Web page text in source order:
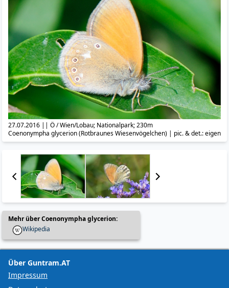
27.07.2016 || Ö / Wien/Lobau; Nationalpark; 230m
Coenonympha glycerion (Rotbraunes Wiesenvögelchen) | pic. & det.: eigen
Mehr über Coenonympha glycerion:
Wikipedia
Über Guntram.AT
Impressum